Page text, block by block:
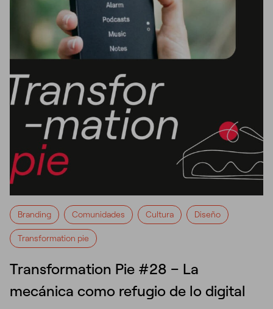
Branding Comunidades Cultura Diseño
Transformation pie
Transformation Pie #28 – La
mecánica como refugio de lo digital